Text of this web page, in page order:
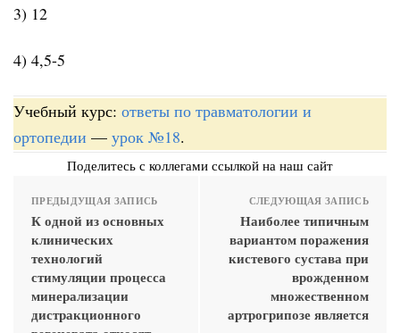
3) 12
4) 4,5-5
Учебный курс: ответы по травматологии и
ортопедии — урок №18.
Поделитесь с коллегами ссылкой на наш сайт
ПРЕДЫДУЩАЯ ЗАПИСЬ
К одной из основных
клинических
технологий
стимуляции процесса
минерализации
дистракционного
СЛЕДУЮЩАЯ ЗАПИСЬ
Наиболее типичным
вариантом поражения
кистевого сустава при
врожденном
множественном
артрогрипозе является